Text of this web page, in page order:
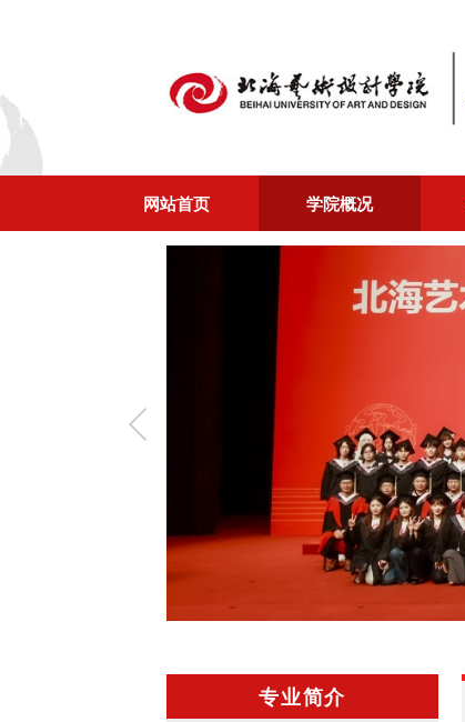
网站首页 学院概况
专业简介